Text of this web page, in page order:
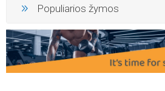
Populiarios žymos